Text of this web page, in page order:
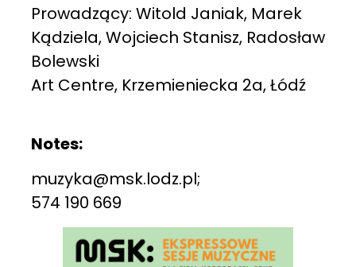
Prowadzący: Witold Janiak, Marek
Kądziela, Wojciech Stanisz, Radosław
Bolewski
Art Centre, Krzemieniecka 2a, Łódź
Notes:
muzyka@msk.lodz.pl;
574 190 669